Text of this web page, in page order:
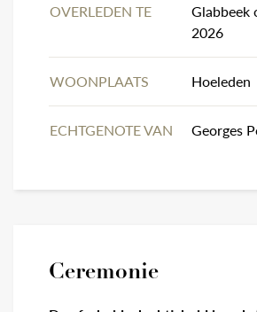
OVERLEDEN TE
Glabbeek
2026
WOONPLAATS Hoeleden
ECHTGENOTE VAN Georges
Ceremonie